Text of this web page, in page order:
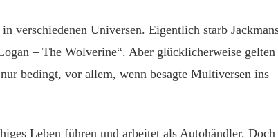
verschiedenen Universen. Eigentlich starb
– The Wolverine“. Aber glücklicherweise gelten
bedingt, vor allem, wenn besagte Multiversen ins
Leben führen und arbeitet als Autohändler. Doch